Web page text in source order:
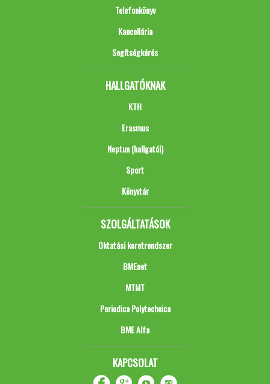
Telefonkönyv
Kancellária
Segítségkérés
HALLGATÓKNAK
KTH
Erasmus
Neptun (hallgatói)
Sport
Könyvtár
SZOLGÁLTATÁSOK
Oktatási keretrendszer
BMEnet
MTMT
Periodica Polytechnica
BME Alfa
KAPCSOLAT